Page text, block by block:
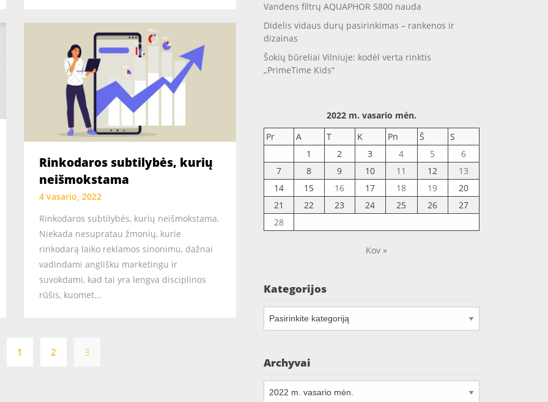
Rinkodaros subtilybės, kurių
neišmokstama
4 vasario, 2022
Rinkodaros subtilybės, kurių neišmokstama.
Niekada nesupratau žmonių, kurie
rinkodarą laiko reklamos sinonimu, dažnai
vadindami anglišku marketingu ir
suvokdami, kad tai yra lengva disciplinos
rūšis, kuomet…
puslapiavimas
1 2 3
Vandens filtrų AQUAPHOR S800 nauda
Didelis vidaus durų pasirinkimas – rankenos ir
dizainas
Šokių būreliai Vilniuje: kodėl verta rinktis
„PrimeTime Kids“
2022 m. vasario mėn.
Pr
A T K Pn Š
S
1
2 3 4 5
6
7
8 9 10 11 12
13
14
15 16 17 18 19
20
21
22 23 24 25 26
27
28
Kov »
Kategorijos
Kategorijos
Archyvai
Archyvai